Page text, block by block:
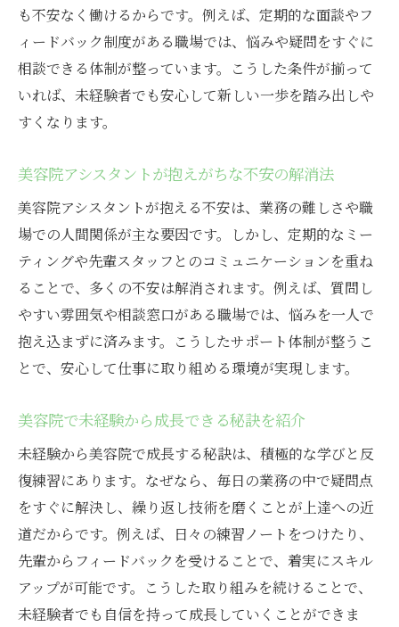
も不安なく働けるからです。例えば、定期的な面談やフ
ィードバック制度がある職場では、悩みや疑問をすぐに
相談できる体制が整っています。こうした条件が揃って
いれば、未経験者でも安心して新しい一歩を踏み出しや
すくなります。
美容院アシスタントが抱えがちな不安の解消法
美容院アシスタントが抱える不安は、業務の難しさや職
場での人間関係が主な要因です。しかし、定期的なミー
ティングや先輩スタッフとのコミュニケーションを重ね
ることで、多くの不安は解消されます。例えば、質問し
やすい雰囲気や相談窓口がある職場では、悩みを一人で
抱え込まずに済みます。こうしたサポート体制が整うこ
とで、安心して仕事に取り組める環境が実現します。
美容院で未経験から成長できる秘訣を紹介
未経験から美容院で成長する秘訣は、積極的な学びと反
復練習にあります。なぜなら、毎日の業務の中で疑問点
をすぐに解決し、繰り返し技術を磨くことが上達への近
道だからです。例えば、日々の練習ノートをつけたり、
先輩からフィードバックを受けることで、着実にスキル
アップが可能です。こうした取り組みを続けることで、
未経験者でも自信を持って成長していくことができま